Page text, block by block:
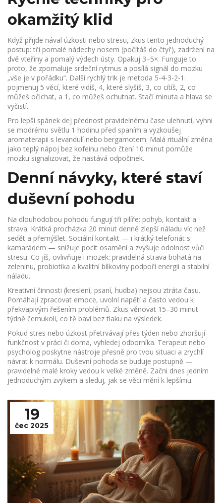
okamžitý klid
Když přijde nával úzkosti nebo stresu, zkus tento jednoduchý
postup: tři pomalé nádechy nosem (počítáš do čtyř), zadržení na
dvě vteřiny a pomalý výdech ústy. Opakuj 3–5×. Funguje to
proto, že zpomaluje srdeční rytmus a posílá signál do mozku
„vše je v pořádku“. Další rychlý trik je metoda 5-4-3-2-1:
pojmenuj 5 věcí, které vidíš, 4, které slyšíš, 3, co cítíš, 2, co
můžeš očichat, a 1, co můžeš ochutnat. Stačí minuta a hlava se
vyčistí.
Pro lepší spánek dej přednost pravidelnému čase ulehnutí, vyhni
se modrému světlu 1 hodinu před spaním a vyzkoušej
aromaterapii s levandulí nebo bergamotem. Malá rituální změna
jako teplý nápoj bez kofeinu nebo čtení 10 minut pomůže
mozku signalizovat, že nastává odpočinek.
Denní návyky, které staví
duševní pohodu
Na dlouhodobou pohodu fungují tři pilíře: pohyb, kontakt a
strava. Krátká procházka 20 minut denně zlepší náladu víc než
sedět a přemýšlet. Sociální kontakt — i krátký telefonát s
kamarádem — snižuje pocit osamění a zvyšuje odolnost vůči
stresu. Co jíš, ovlivňuje i mozek: pravidelná strava bohatá na
zeleninu, probiotika a kvalitní bílkoviny podpoří energii a stabilní
náladu.
Kreativní činnosti (kreslení, psaní, hudba) nejsou ztráta času.
Pomáhají zpracovat emoce, uvolní napětí a často vedou k
překvapivým řešením problémů. Zkus věnovat 15–30 minut
týdně čemukoli, co tě baví bez tlaku na výsledek.
Pokud stres nebo úzkost přetrvávají přes týden nebo zhoršují
funkčnost v práci či doma, vyhledej odborníka. Terapeut nebo
psycholog poskytne nástroje přesně pro tvou situaci a zrychlí
návrat k normálu. Duševní pohoda se buduje postupně —
pravidelné malé kroky vedou k velké změně. Začni dnes jedním
jednoduchým zvykem a sleduj, jak se věci mění k lepšímu.
19
čec 2025